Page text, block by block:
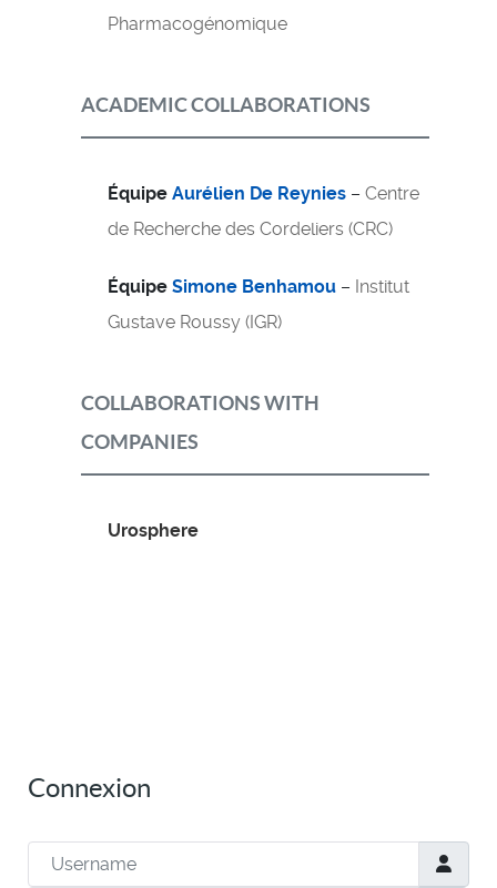
Pharmacogénomique
ACADEMIC COLLABORATIONS
Équipe Aurélien De Reynies – Centre
de Recherche des Cordeliers (CRC)
Équipe Simone Benhamou – Institut
Gustave Roussy (IGR)
COLLABORATIONS WITH
COMPANIES
Urosphere
Connexion
Username